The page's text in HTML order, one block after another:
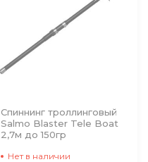
Спиннинг троллинговый
Salmo Blaster Tele Boat
2,7м до 150гр
Нет в наличии